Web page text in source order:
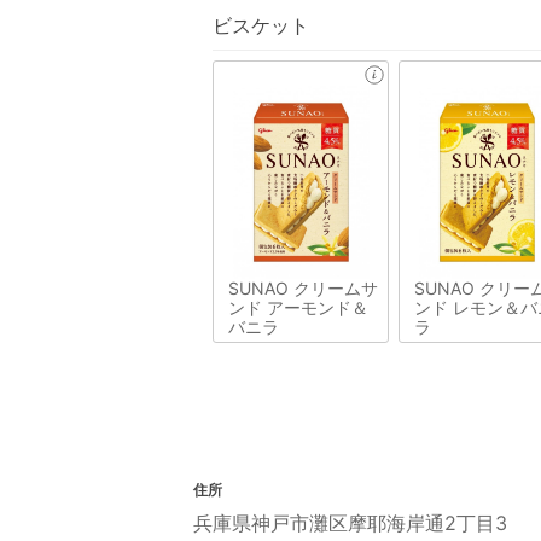
ビスケット
SUNAO クリームサ
ンド アーモンド＆
バニラ
SUNAO クリー
ンド レモン＆バ
ラ
住所
兵庫県神戸市灘区摩耶海岸通2丁目3